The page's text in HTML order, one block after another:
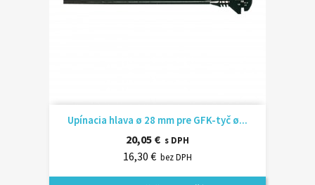
Upínacia hlava ø 28 mm pre GFK-tyč ø...
20,05 € s DPH
16,30 € bez DPH